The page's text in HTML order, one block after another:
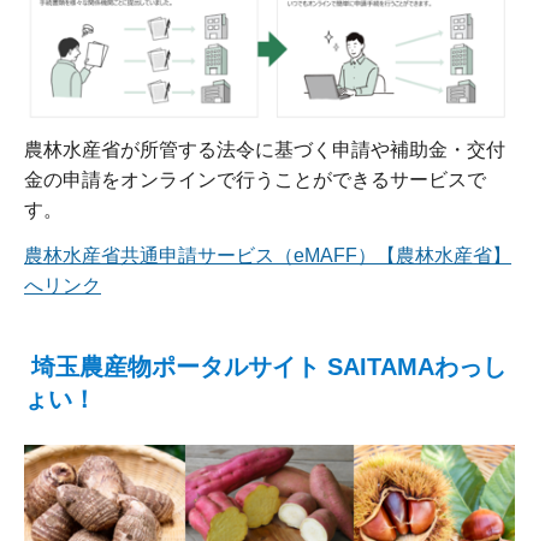
農林水産省が所管する法令に基づく申請や補助金・交付
金の申請をオンラインで行うことができるサービスで
す。
農林水産省共通申請サービス（eMAFF）【農林水産省】
へリンク
埼玉農産物ポータルサイト SAITAMAわっし
ょい！